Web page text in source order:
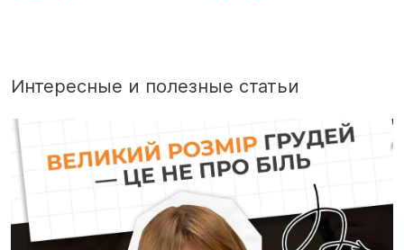
Интересные и полезные статьи